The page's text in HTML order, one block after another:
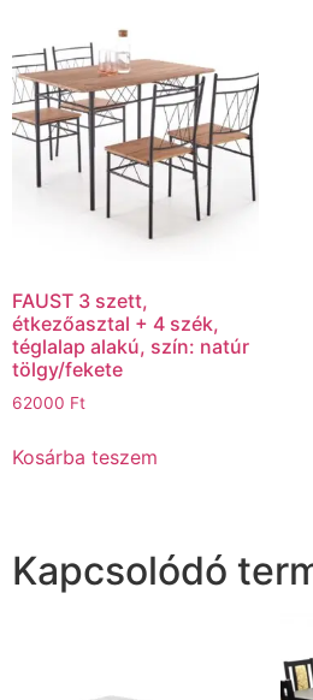
FAUST 3 szett,
étkezőasztal + 4 szék,
téglalap alakú, szín: natúr
tölgy/fekete
62000 Ft
Kosárba teszem
Kapcsolódó